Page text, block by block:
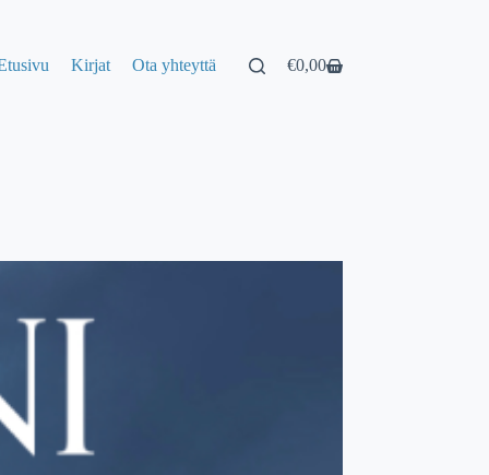
Kirjat Ota yhteyttä
Shopping
€0,00